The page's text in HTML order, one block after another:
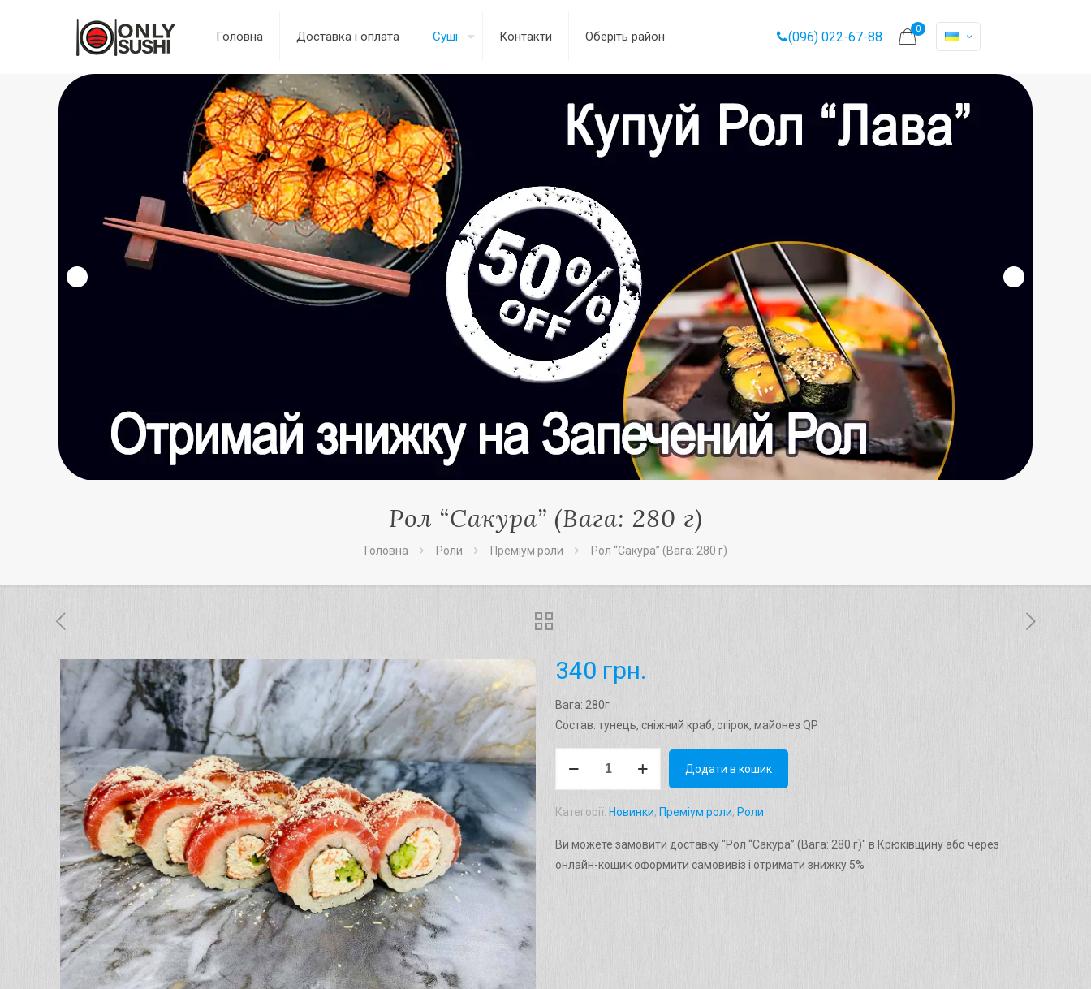
Головна Доставка і оплата Суші Контакти Оберіть район (096) 022-67-88
0
Рол “Сакура” (Вага: 280 г)
Головна Роли Преміум роли Рол “Сакура” (Вага: 280 г)
340 грн.
Вага: 280г
Состав: тунець, сніжний краб, огірок, майонез QP
280
г)
кількість
Додати в кошик
Категорії: Новинки, Преміум роли, Роли
Ви можете замовити доставку "Рол “Сакура” (Вага: 280 г)" в Крюківщину або через
онлайн-кошик оформити самовивіз і отримати знижку 5%